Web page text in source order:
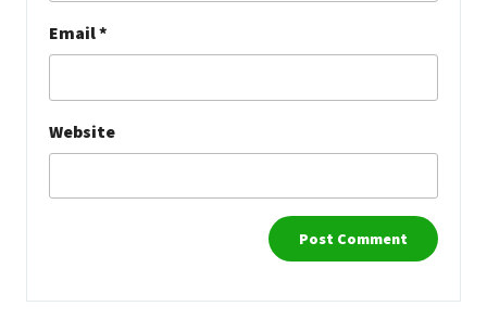
Email*
Website